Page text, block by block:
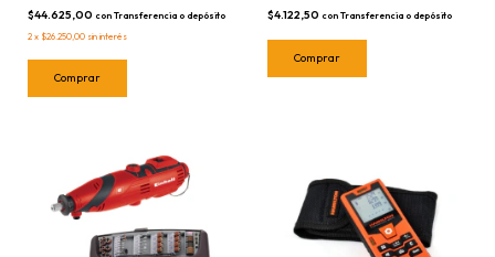
$44.625,00 con Transferencia o depósito
2 x $26.250,00 sin interés
$4.122,50 con Transferencia o depósito